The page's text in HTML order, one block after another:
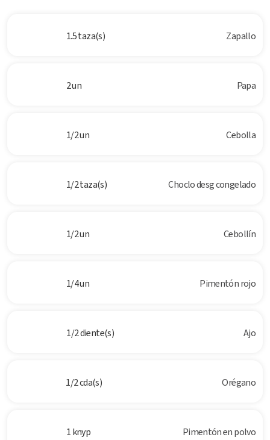
1.5 taza(s) Zapallo
2 un Papa
1/2 un Cebolla
1/2 taza(s) Choclo desg congelado
1/2 un Cebollín
1/4 un Pimentón rojo
1/2 diente(s) Ajo
1/2 cda(s) Orégano
1 knyp Pimentón en polvo